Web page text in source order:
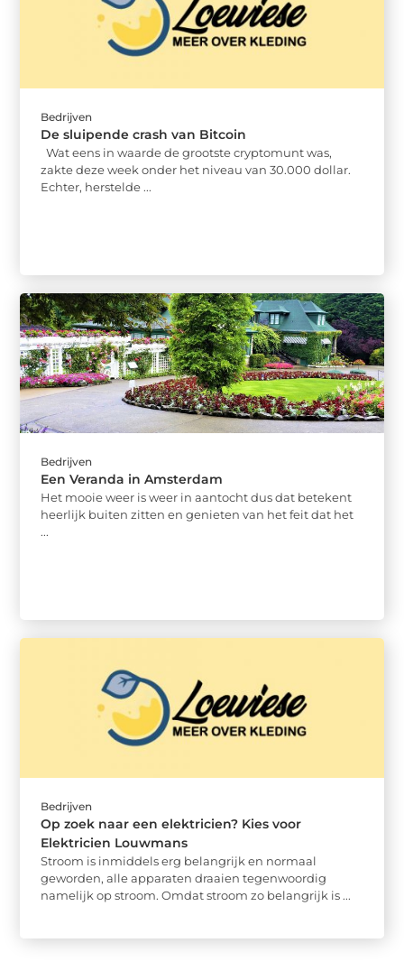
Bedrijven
De sluipende crash van Bitcoin
Wat eens in waarde de grootste cryptomunt was,
zakte deze week onder het niveau van 30.000 dollar.
Echter, herstelde ...
Bedrijven
Een Veranda in Amsterdam
Het mooie weer is weer in aantocht dus dat betekent
heerlijk buiten zitten en genieten van het feit dat het
...
Bedrijven
Op zoek naar een elektricien? Kies voor
Elektricien Louwmans
Stroom is inmiddels erg belangrijk en normaal
geworden, alle apparaten draaien tegenwoordig
namelijk op stroom. Omdat stroom zo belangrijk is ...